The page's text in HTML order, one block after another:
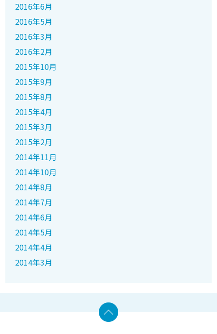
2016年6月
2016年5月
2016年3月
2016年2月
2015年10月
2015年9月
2015年8月
2015年4月
2015年3月
2015年2月
2014年11月
2014年10月
2014年8月
2014年7月
2014年6月
2014年5月
2014年4月
2014年3月